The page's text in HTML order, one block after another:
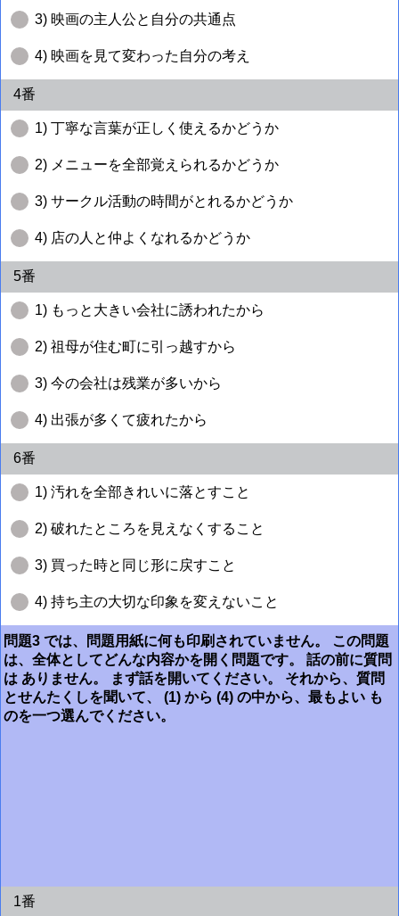
3) 映画の主人公と自分の共通点
4) 映画を見て変わった自分の考え
4番
1) 丁寧な言葉が正しく使えるかどうか
2) メニューを全部覚えられるかどうか
3) サークル活動の時間がとれるかどうか
4) 店の人と仲よくなれるかどうか
5番
1) もっと大きい会社に誘われたから
2) 祖母が住む町に引っ越すから
3) 今の会社は残業が多いから
4) 出張が多くて疲れたから
6番
1) 汚れを全部きれいに落とすこと
2) 破れたところを見えなくすること
3) 買った時と同じ形に戻すこと
4) 持ち主の大切な印象を変えないこと
問題3 では、問題用紙に何も印刷されていません。 この問題
は、全体としてどんな内容かを開く問題です。 話の前に質問
は ありません。 まず話を開いてください。 それから、質問
とせんたくしを聞いて、 (1) から (4) の中から、最もよい も
のを一つ選んでください。
1番